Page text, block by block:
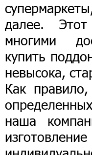
далее.
многими
купить
невысока,
Как
наша